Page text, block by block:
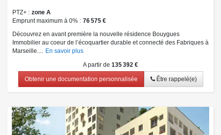
PTZ+
zone A
Emprunt maximum à 0%
76 575 €
Découvrez en avant première la nouvelle résidence Bouygues
Immobilier au coeur de l’écoquartier durable et connecté des Fabriques à
Marseille.... En savoir plus
A partir de 135 392 €
Obtenir une documentation personnalisée Être rappelé(e)